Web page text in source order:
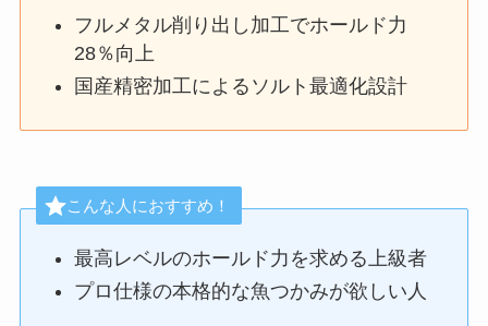
フルメタル削り出し加工でホールド力
28％向上
国産精密加工によるソルト最適化設計
こんな人におすすめ！
最高レベルのホールド力を求める上級者
プロ仕様の本格的な魚つかみが欲しい人